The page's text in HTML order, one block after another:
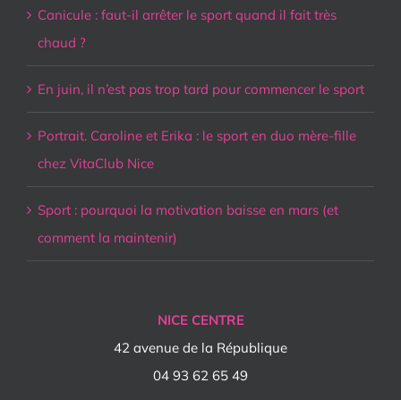
Canicule : faut-il arrêter le sport quand il fait très
chaud ?
En juin, il n’est pas trop tard pour commencer le sport
Portrait. Caroline et Erika : le sport en duo mère-fille
chez VitaClub Nice
Sport : pourquoi la motivation baisse en mars (et
comment la maintenir)
NICE CENTRE
42 avenue de la République
04 93 62 65 49